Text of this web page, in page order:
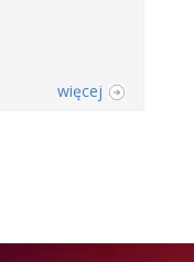
więcej